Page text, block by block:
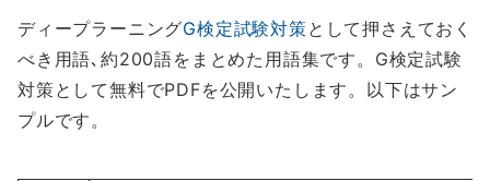
ディープラーニングG検定試験対策として押さえておく
べき用語､約200語をまとめた用語集です。G検定試験
対策として無料でPDFを公開いたします。以下はサン
プルです。